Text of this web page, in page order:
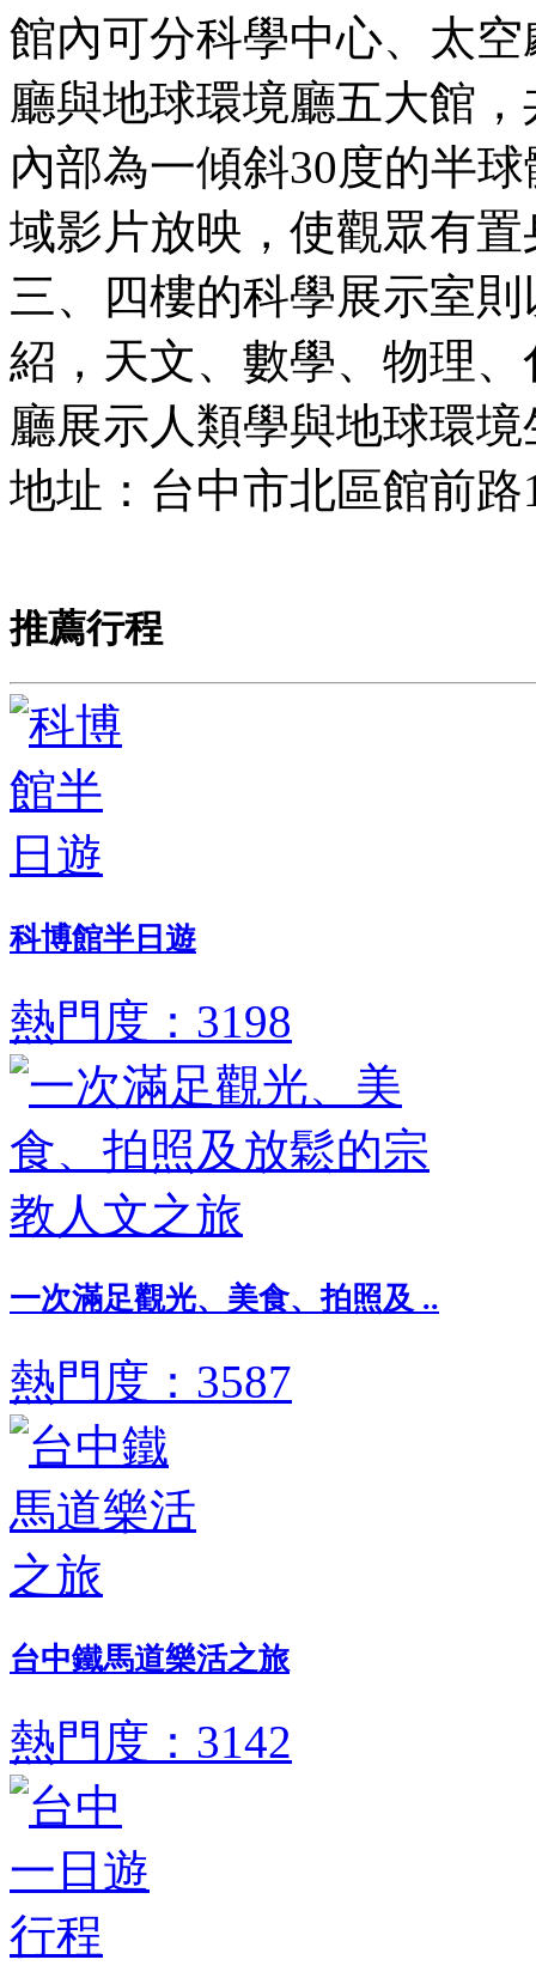
館內可分科學中心、太
廳與地球環境廳五大館
內部為一傾斜30度的半
域影片放映，使觀眾有
三、四樓的科學展示室
紹，天文、數學、物理
廳展示人類學與地球環
地址：台中市北區館前路
推薦行程
科博館半日遊
熱門度：3198
一次滿足觀光、美食、拍照及 ..
熱門度：3587
台中鐵馬道樂活之旅
熱門度：3142